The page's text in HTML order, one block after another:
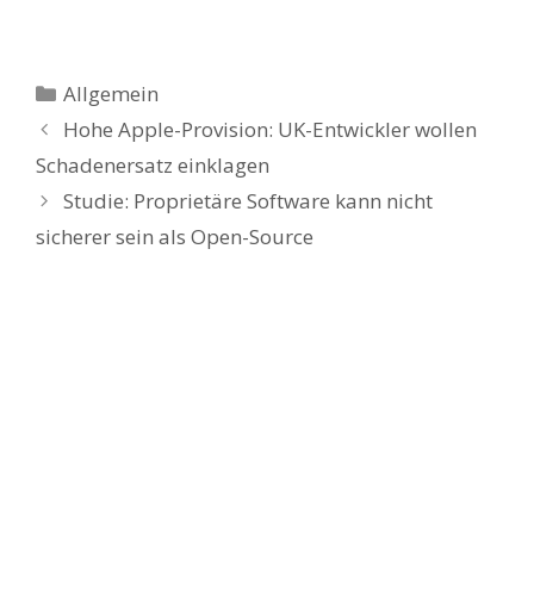
Kategorien
Allgemein
Hohe Apple-Provision: UK-Entwickler wollen
Schadenersatz einklagen
Studie: Proprietäre Software kann nicht
sicherer sein als Open-Source